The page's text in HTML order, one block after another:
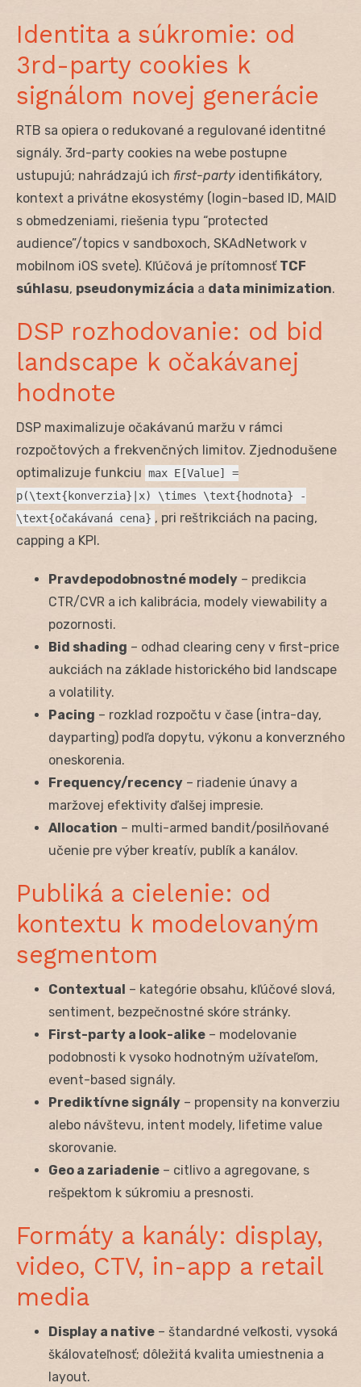
Identita a súkromie: od
3rd-party cookies k
signálom novej generácie
RTB sa opiera o redukované a regulované identitné
signály. 3rd-party cookies na webe postupne
ustupujú; nahrádzajú ich first-party identifikátory,
kontext a privátne ekosystémy (login-based ID, MAID
s obmedzeniami, riešenia typu “protected
audience”/topics v sandboxoch, SKAdNetwork v
mobilnom iOS svete). Kľúčová je prítomnosť TCF
súhlasu, pseudonymizácia a data minimization.
DSP rozhodovanie: od bid
landscape k očakávanej
hodnote
DSP maximalizuje očakávanú maržu v rámci
rozpočtových a frekvenčných limitov. Zjednodušene
optimalizuje funkciu max E[Value] =
p(\text{konverzia}|x) \times \text{hodnota} -
\text{očakávaná cena} , pri reštrikciách na pacing,
capping a KPI.
Pravdepodobnostné modely – predikcia
CTR/CVR a ich kalibrácia, modely viewability a
pozornosti.
Bid shading – odhad clearing ceny v first-price
aukciách na základe historického bid landscape
a volatility.
Pacing – rozklad rozpočtu v čase (intra-day,
dayparting) podľa dopytu, výkonu a konverzného
oneskorenia.
Frequency/recency – riadenie únavy a
maržovej efektivity ďalšej impresie.
Allocation – multi-armed bandit/posilňované
učenie pre výber kreatív, publík a kanálov.
Publiká a cielenie: od
kontextu k modelovaným
segmentom
Contextual – kategórie obsahu, kľúčové slová,
sentiment, bezpečnostné skóre stránky.
First-party a look-alike – modelovanie
podobnosti k vysoko hodnotným užívateľom,
event-based signály.
Prediktívne signály – propensity na konverziu
alebo návštevu, intent modely, lifetime value
skorovanie.
Geo a zariadenie – citlivo a agregovane, s
rešpektom k súkromiu a presnosti.
Formáty a kanály: display,
video, CTV, in-app a retail
media
Display a native – štandardné veľkosti, vysoká
škálovateľnosť; dôležitá kvalita umiestnenia a
layout.